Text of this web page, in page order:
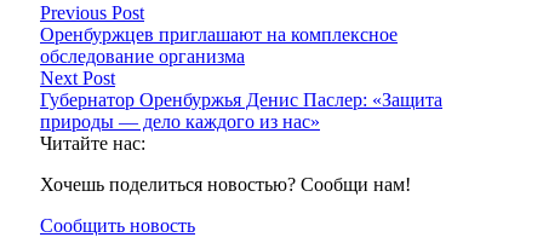
Previous Post
Оренбуржцев приглашают на комплексное
обследование организма
Next Post
Губернатор Оренбуржья Денис Паслер: «Защита
природы — дело каждого из нас»
Читайте нас:
Хочешь поделиться новостью? Сообщи нам!
Сообщить новость